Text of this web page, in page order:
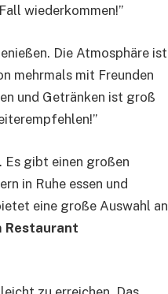
wiederkommen!”
Die Atmosphäre ist
mehrmals mit Freunden
und Getränken ist groß
Es gibt einen großen
in Ruhe essen und
eine große Auswahl an
Restaurant